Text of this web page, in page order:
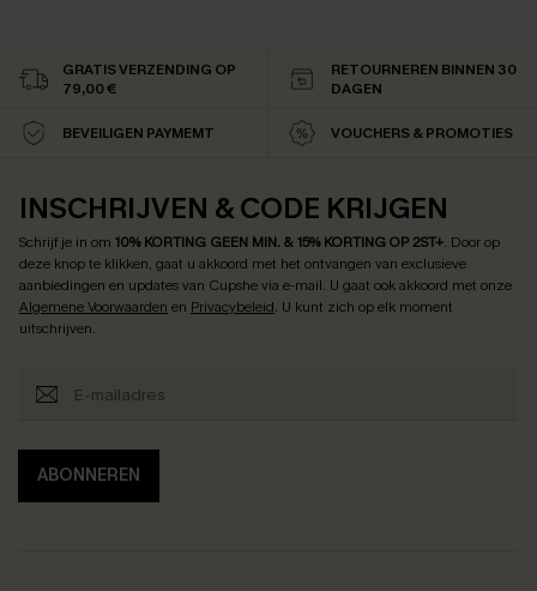
GRATIS VERZENDING OP
79,00 €
RETOURNEREN BINNEN 30
DAGEN
BEVEILIGEN PAYMEMT VOUCHERS & PROMOTIES
INSCHRIJVEN & CODE KRIJGEN
Schrijf je in om 10% KORTING GEEN MIN. & 15% KORTING OP 2ST+. Door op
deze knop te klikken, gaat u akkoord met het ontvangen van exclusieve
aanbiedingen en updates van Cupshe via e-mail. U gaat ook akkoord met onze
Algemene Voorwaarden en Privacybeleid. U kunt zich op elk moment
uitschrijven.
ABONNEREN